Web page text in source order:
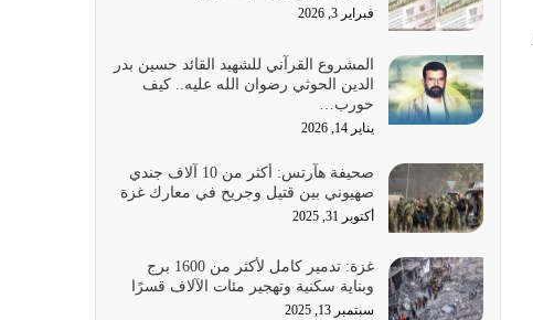
يوليو 27, 2026
عندما يكون عدوك هو عدو الله معناه أن تكون نقاط
الضعف فيه كثيرة وسينصرك الله عليه إذا…
يوليو 26, 2026
أراد الله لهذه الأمة ان تكون خير امة أخرجت للناس
بالنهوض بالأمر بالمعروف والنهي عن…
يوليو 25, 2026
الدين الذي شرعه الله لا يجوز أن يخضع لآرائنا وأهوائنا
واجتهاداتنا لأننا سنختلف ونتفرق
يوليو 24, 2026
فبراير 3, 2026
المشروع القرآني للشهيد القائد حسين بدر
الدين الحوثي رضوان الله عليه.. كيف
حورب…
يناير 14, 2026
صحيفة هآرتس: أكثر من 10 آلاف جندي
صهيوني بين قتيل وجريح في معارك غزة
أكتوبر 31, 2025
غزة: تدمير كامل لأكثر من 1600 برج
وبناية سكنية وتهجير مئات الآلاف قسرًا
سبتمبر 13, 2025